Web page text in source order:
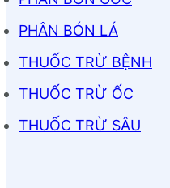
PHÂN BÓN LÁ
THUỐC TRỪ BỆNH
THUỐC TRỪ ỐC
THUỐC TRỪ SÂU